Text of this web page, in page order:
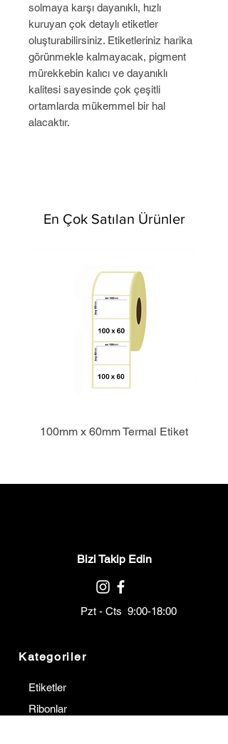
solmaya karşı dayanıklı, hızlı
kuruyan çok detaylı etiketler
oluşturabilirsiniz. Etiketleriniz harika
görünmekle kalmayacak, pigment
mürekkebin kalıcı ve dayanıklı
kalitesi sayesinde çok çeşitli
ortamlarda mükemmel bir hal
alacaktır.
En Çok Satılan Ürünler
100mm x 60mm Termal Etiket
Bizi Takip Edin
Pzt - Cts 9:00-18:00
Kategoriler
Etiketler
Ribonlar